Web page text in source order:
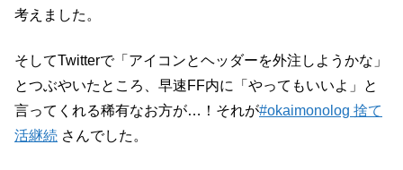
考えました。
そしてTwitterで「アイコンとヘッダーを外注しようかな」
とつぶやいたところ、早速FF内に「やってもいいよ」と
言ってくれる稀有なお方が…！それが#okaimonolog 捨て
活継続 さんでした。